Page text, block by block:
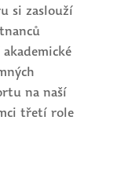
si zaslouží
na naší
třetí role